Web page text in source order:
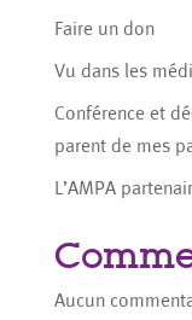
Faire un don
Vu dans les
Conférence et
parent de mes
L’AMPA
Aucun